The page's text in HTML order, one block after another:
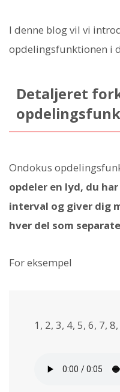
I denne blog vil vi
opdelingsfunktionen i
Detaljeret
Ondokus
opdeler en lyd, du
interval og giver dig
hver del som
For eksempel
1, 2, 3, 4, 5, 6, 7,